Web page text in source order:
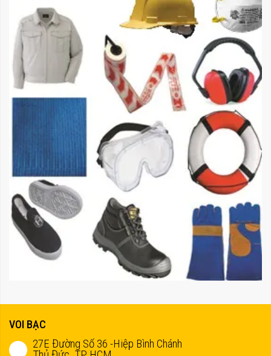
VOI BẠC
27E Đường Số 36 -Hiệp Bình Chánh